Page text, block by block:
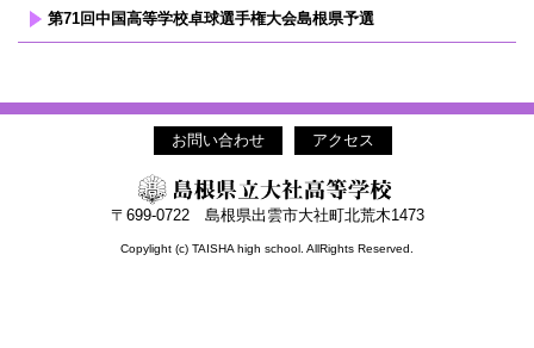
第71回中国高等学校卓球選手権大会島根県予選
お問い合わせ アクセス
〒699-0722 島根県出雲市大社町北荒木1473
Copylight (c) TAISHA high school. AllRights Reserved.